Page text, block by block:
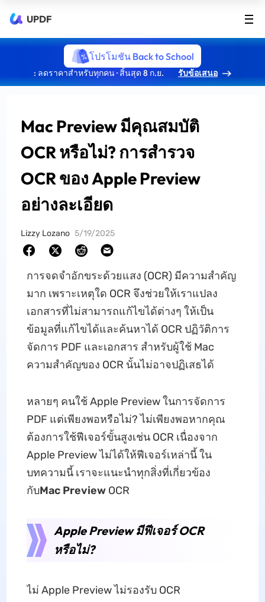
UPDF
โปรโมชัน Back to School
: ลดราคาสำหรับทุกคน · สิ้นสุด 8 ก.ย. รับข้อเสนอ
Mac Preview มีคุณสมบัติ
OCR หรือไม่? การสำรวจ
OCR ของ Apple Preview
อย่างละเอียด
Lizzy Lozano 5/19/2025
การจดจำอักขระด้วยแสง (OCR) มีความสำคัญ
มาก เพราะเหตุใด OCR จึงช่วยให้เราแปลง
เอกสารที่ไม่สามารถแก้ไขได้ต่างๆ ให้เป็น
ข้อมูลที่แก้ไขได้และค้นหาได้ OCR ปฏิวัติการ
จัดการ PDF และเอกสาร สำหรับผู้ใช้ Mac
ความสำคัญของ OCR นั้นไม่อาจปฏิเสธได้
หลายๆ คนใช้ Apple Preview ในการจัดการ
PDF แต่เพียงพอหรือไม่? ไม่เพียงพอหากคุณ
ต้องการใช้ฟีเจอร์ขั้นสูงเช่น OCR เนื่องจาก
Apple Preview ไม่ได้ให้ฟีเจอร์เหล่านี้ ใน
บทความนี้ เราจะแนะนำทุกสิ่งที่เกี่ยวข้อง
กับMac PreviewOCR
Apple Preview มีฟีเจอร์ OCR
หรือไม่?
ไม่ Apple Preview ไม่รองรับ OCR